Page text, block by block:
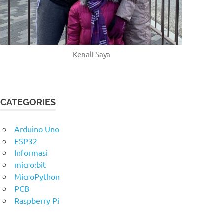
Kenali Saya
CATEGORIES
Arduino Uno
ESP32
Informasi
micro:bit
MicroPython
PCB
Raspberry Pi